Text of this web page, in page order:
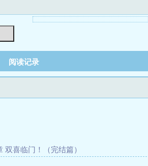
阅读记录
双喜临门！（完结篇）